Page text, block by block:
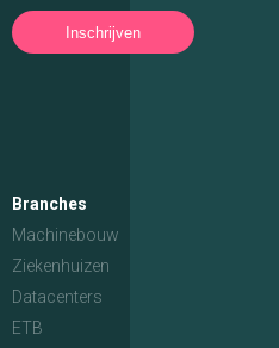
Inschrijven
Branches
Machinebouw
Ziekenhuizen
Datacenters
ETB